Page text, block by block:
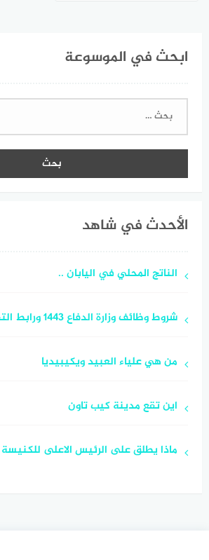
ابحث في الموسوعة
البحث
الأحدث في شاهد
الناتج المحلي في اليابان ..
شروط وظائف وزارة الدفاع 1443 ورابط التقديم
من هي علياء العبيد ويكيبيديا
اين تقع مدينة كيب تاون
ماذا يطلق على الرئيس الاعلى للكنيسة